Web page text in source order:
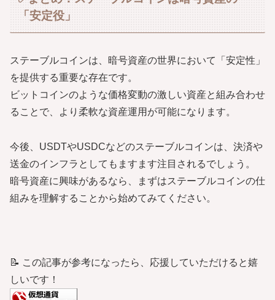
「安定役」
ステーブルコインは、暗号資産の世界において「安定性」
を提供する重要な存在です。
ビットコインのような価格変動の激しい資産と組み合わせ
ることで、より柔軟な資産運用が可能になります。
今後、USDTやUSDCなどのステーブルコインは、決済や
送金のインフラとしてもますます注目されるでしょう。
暗号資産に興味があるなら、まずはステーブルコインの仕
組みを理解することから始めてみてください。
📝 この記事が参考になったら、応援していただけると嬉
しいです！